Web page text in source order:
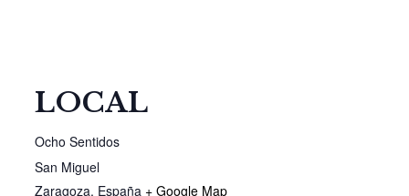
LOCAL
Ocho Sentidos
San Miguel
Zaragoza, España + Google Map